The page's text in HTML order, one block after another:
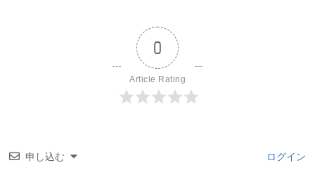
0
Article Rating
申し込む ログイン